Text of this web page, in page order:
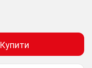
Купити